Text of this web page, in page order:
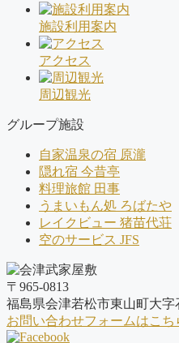
施設利用案内
アクセス
周辺観光
グループ施設
自家温泉の宿 原瀧
隠れ宿 今昔亭
料理旅館 田事
うまいもん処 ろばたや
レイクビュー 猪苗代荘
空のサービス JFS
〒965-0813
福島県会津若松市東山町大字
お問い合わせフォームはこち